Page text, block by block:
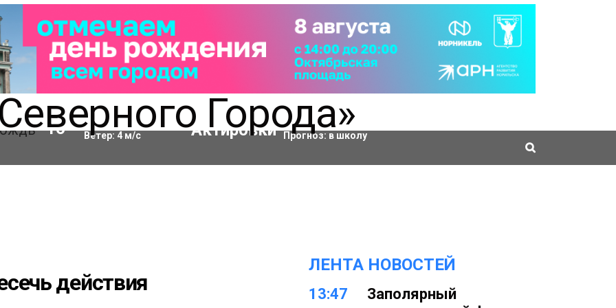
16 °C Влажность:90%
Ветер: 4м/с
Актировки
Прогноз: в школу
действия
ЛЕНТА НОВОСТЕЙ
13:47
Заполярный